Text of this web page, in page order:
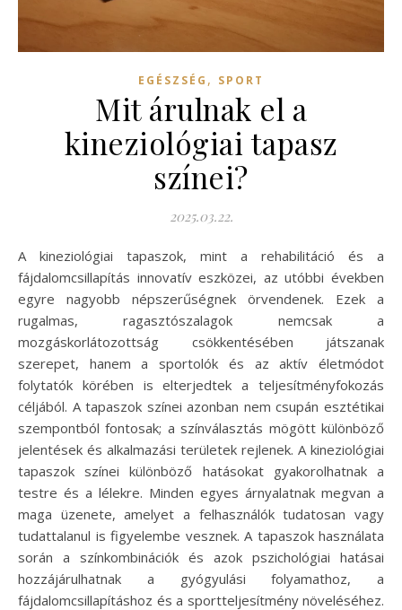
EGÉSZSÉG , SPORT
Mit árulnak el a
kineziológiai tapasz
színei?
2025.03.22.
A kineziológiai tapaszok, mint a rehabilitáció és a
fájdalomcsillapítás innovatív eszközei, az utóbbi években
egyre nagyobb népszerűségnek örvendenek. Ezek a
rugalmas, ragasztószalagok nemcsak a
mozgáskorlátozottság csökkentésében játszanak
szerepet, hanem a sportolók és az aktív életmódot
folytatók körében is elterjedtek a teljesítményfokozás
céljából. A tapaszok színei azonban nem csupán esztétikai
szempontból fontosak; a színválasztás mögött különböző
jelentések és alkalmazási területek rejlenek. A kineziológiai
tapaszok színei különböző hatásokat gyakorolhatnak a
testre és a lélekre. Minden egyes árnyalatnak megvan a
maga üzenete, amelyet a felhasználók tudatosan vagy
tudattalanul is figyelembe vesznek. A tapaszok használata
során a színkombinációk és azok pszichológiai hatásai
hozzájárulhatnak a gyógyulási folyamathoz, a
fájdalomcsillapításhoz és a sportteljesítmény növeléséhez.